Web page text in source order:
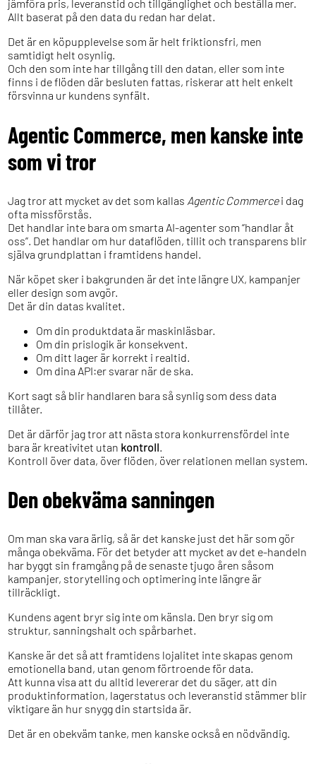
jämföra pris, leveranstid och tillgänglighet och beställa mer.
Allt baserat på den data du redan har delat.
Det är en köpupplevelse som är helt friktionsfri, men
samtidigt helt osynlig.
Och den som inte har tillgång till den datan, eller som inte
finns i de flöden där besluten fattas, riskerar att helt enkelt
försvinna ur kundens synfält.
Agentic Commerce, men kanske inte
som vi tror
Jag tror att mycket av det som kallas Agentic Commercei dag
ofta missförstås.
Det handlar inte bara om smarta AI-agenter som “handlar åt
oss”. Det handlar om hur dataflöden, tillit och transparens blir
själva grundplattan i framtidens handel.
När köpet sker i bakgrunden är det inte längre UX, kampanjer
eller design som avgör.
Det är din datas kvalitet.
Om din produktdata är maskinläsbar.
Om din prislogik är konsekvent.
Om ditt lager är korrekt i realtid.
Om dina API:er svarar när de ska.
Kort sagt så blir handlaren bara så synlig som dess data
tillåter.
Det är därför jag tror att nästa stora konkurrensfördel inte
bara är kreativitet utan kontroll
Kontroll över data, över flöden, över relationen mellan system.
Den obekväma sanningen
Om man ska vara ärlig, så är det kanske just det här som gör
många obekväma. För det betyder att mycket av det e-handeln
har byggt sin framgång på de senaste tjugo åren såsom
kampanjer, storytelling och optimering inte längre är
tillräckligt.
Kundens agent bryr sig inte om känsla. Den bryr sig om
struktur, sanningshalt och spårbarhet.
Kanske är det så att framtidens lojalitet inte skapas genom
emotionella band, utan genom förtroende för data.
Att kunna visa att du alltid levererar det du säger, att din
produktinformation, lagerstatus och leveranstid stämmer blir
viktigare än hur snygg din startsida är.
Det är en obekväm tanke, men kanske också en nödvändig.